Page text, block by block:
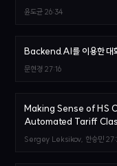
윤도균 26:34
Backend.AI를 이용한
문현경 27:16
Making Sense of HS
Automated Tariff
Sergey Leksikov, 한승민